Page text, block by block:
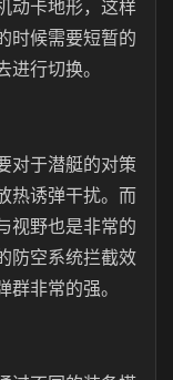
动卡地形，这样
时候需要短暂的
行切换。
对于潜艇的对策
热诱弹干扰。而
视野也是非常的
防空系统拦截效
非常的强。